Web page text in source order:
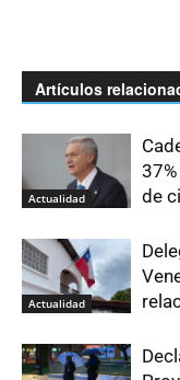
Artículos
Actualidad
de
Actualidad